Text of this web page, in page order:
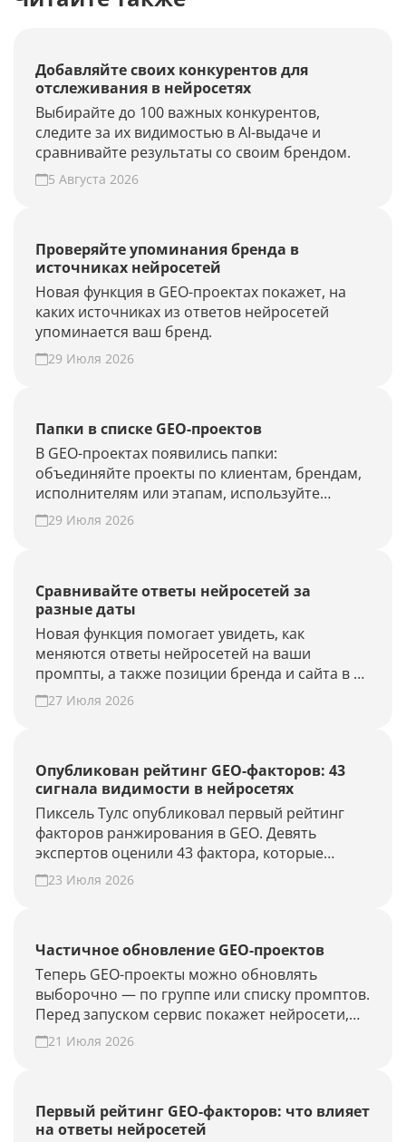
Добавляйте своих конкурентов для
отслеживания в нейросетях
Выбирайте до 100 важных конкурентов,
следите за их видимостью в AI-выдаче и
сравнивайте результаты со своим брендом.
5 Августа 2026
Проверяйте упоминания бренда в
источниках нейросетей
Новая функция в GEO-проектах покажет, на
каких источниках из ответов нейросетей
упоминается ваш бренд.
29 Июля 2026
Папки в списке GEO-проектов
В GEO-проектах появились папки:
объединяйте проекты по клиентам, брендам,
исполнителям или этапам, используйте
фильтры и быстрее находите нужные.
Наведите порядок в списке проектов.
29 Июля 2026
Сравнивайте ответы нейросетей за
разные даты
Новая функция помогает увидеть, как
меняются ответы нейросетей на ваши
промпты, а также позиции бренда и сайта в AI-
выдаче.
27 Июля 2026
Опубликован рейтинг GEO-факторов: 43
сигнала видимости в нейросетях
Пиксель Тулс опубликовал первый рейтинг
факторов ранжирования в GEO. Девять
экспертов оценили 43 фактора, которые
влияют на видимость бренда в AI-ответах.
23 Июля 2026
Частичное обновление GEO-проектов
Теперь GEO-проекты можно обновлять
выборочно — по группе или списку промптов.
Перед запуском сервис покажет нейросети,
объём проверки и расход лимитов. Проверьте
новые запросы или результат GEO-работ без
21 Июля 2026
Первый рейтинг GEO-факторов: что влияет
на ответы нейросетей